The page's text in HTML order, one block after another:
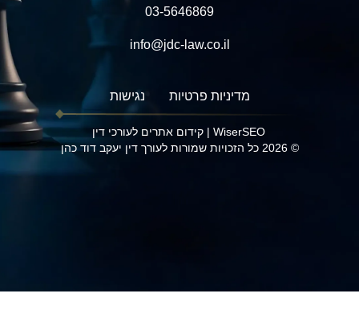
03-5646869
info@jdc-law.co.il
מדיניות פרטיות נגישות
WiserSEO
| קידום אתרים לעורכי דין
© 2026 כל הזכויות שמורות לעורך דין יעקב דוד כהן